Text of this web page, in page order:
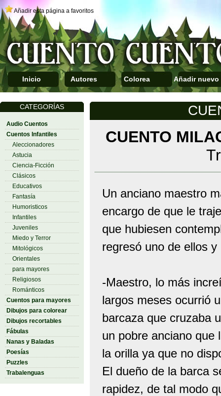
Añadir esta página a favoritos
Inicio Autores Colorea Añadir nuevo
CATEGORÍAS
Audio Cuentos
Cuentos Infantiles
Aleccionadores
Astucia
Ciencia-Ficción
Clásicos
Educativos
Fantasía
Humoristicos
Infantiles
Juveniles
Miedo y Terror
Mitológicos
Orientales
para mayores
Religiosos
Románticos
Cuentos para mayores
Dibujos para colorear
Dibujos recortables
Fábulas
Nanas y Baladas
Poesías
Puzzles
Trabalenguas
CUENTO
Un anciano maestro
encargo de que le
que hubiesen
regresó uno de ellos
-Maestro, lo más
largos meses ocurrió
barcaza que cruzaba
un pobre anciano que
la orilla ya que no
El dueño de la barca
rapidez, de tal modo